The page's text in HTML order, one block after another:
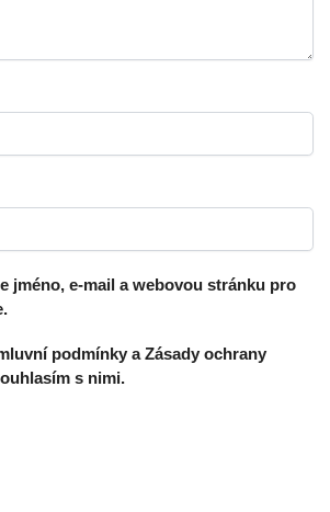
jméno, e-mail a webovou stránku pro
podmínky a Zásady ochrany
s nimi.